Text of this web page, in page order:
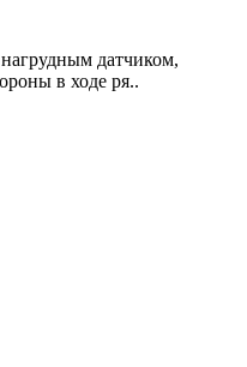
нагрудным датчиком,
в ходе ря..